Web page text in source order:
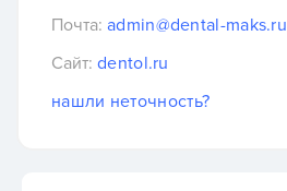
Почта: admin@dental-maks.ru
Сайт: dentol.ru
нашли неточность?